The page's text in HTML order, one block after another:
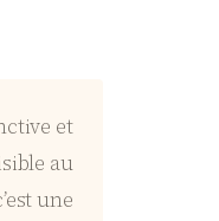
et
au
une